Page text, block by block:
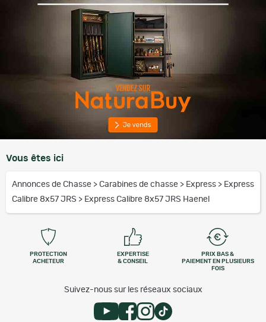
Vous êtes ici
Annonces de Chasse > Carabines de chasse > Express > Express
Calibre 8x57 JRS > Express Calibre 8x57 JRS Haenel
PROTECTION
ACHETEUR
EXPERTISE
& CONSEIL
PRIX BAS &
PAIEMENT EN PLUSIEURS
FOIS
Suivez-nous sur les réseaux sociaux